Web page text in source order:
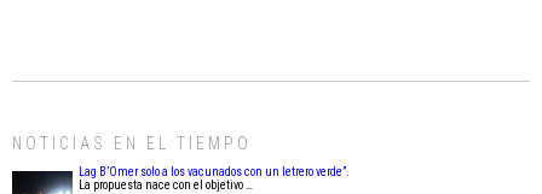
NOTICIAS EN EL TIEMPO
Lag B’Omer solo a los vacunados con un letrero verde”.
La propuesta nace con el objetivo …